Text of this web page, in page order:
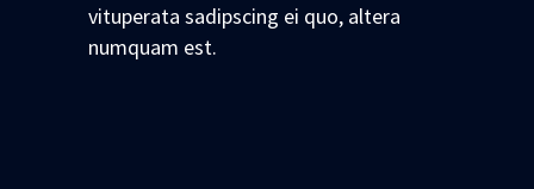
vituperata sadipscing ei quo, altera
numquam est.